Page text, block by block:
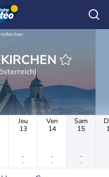
Hofkirchen
HOFKIRCHEN
Jeu
13
-
-
Ven
14
-
-
Sam
15
-
-